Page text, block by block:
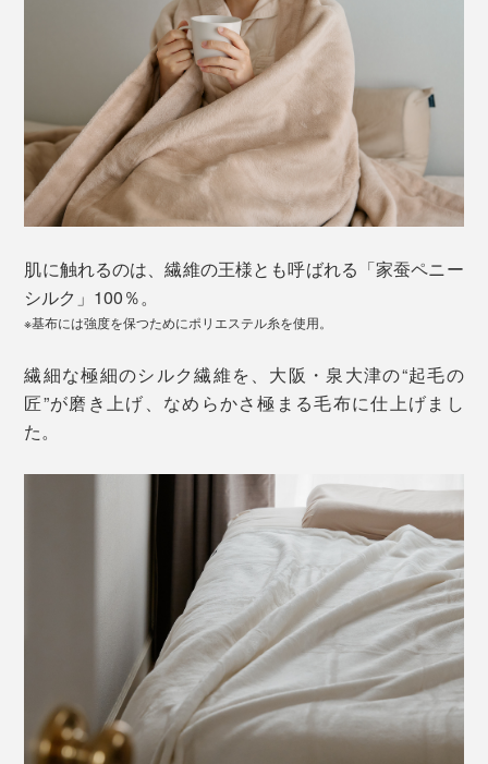
肌に触れるのは、繊維の王様とも呼ばれる「家蚕ペニー
シルク」100％。
※基布には強度を保つためにポリエステル糸を使用。
繊細な極細のシルク繊維を、大阪・泉大津の“起毛の
匠”が磨き上げ、なめらかさ極まる毛布に仕上げまし
た。